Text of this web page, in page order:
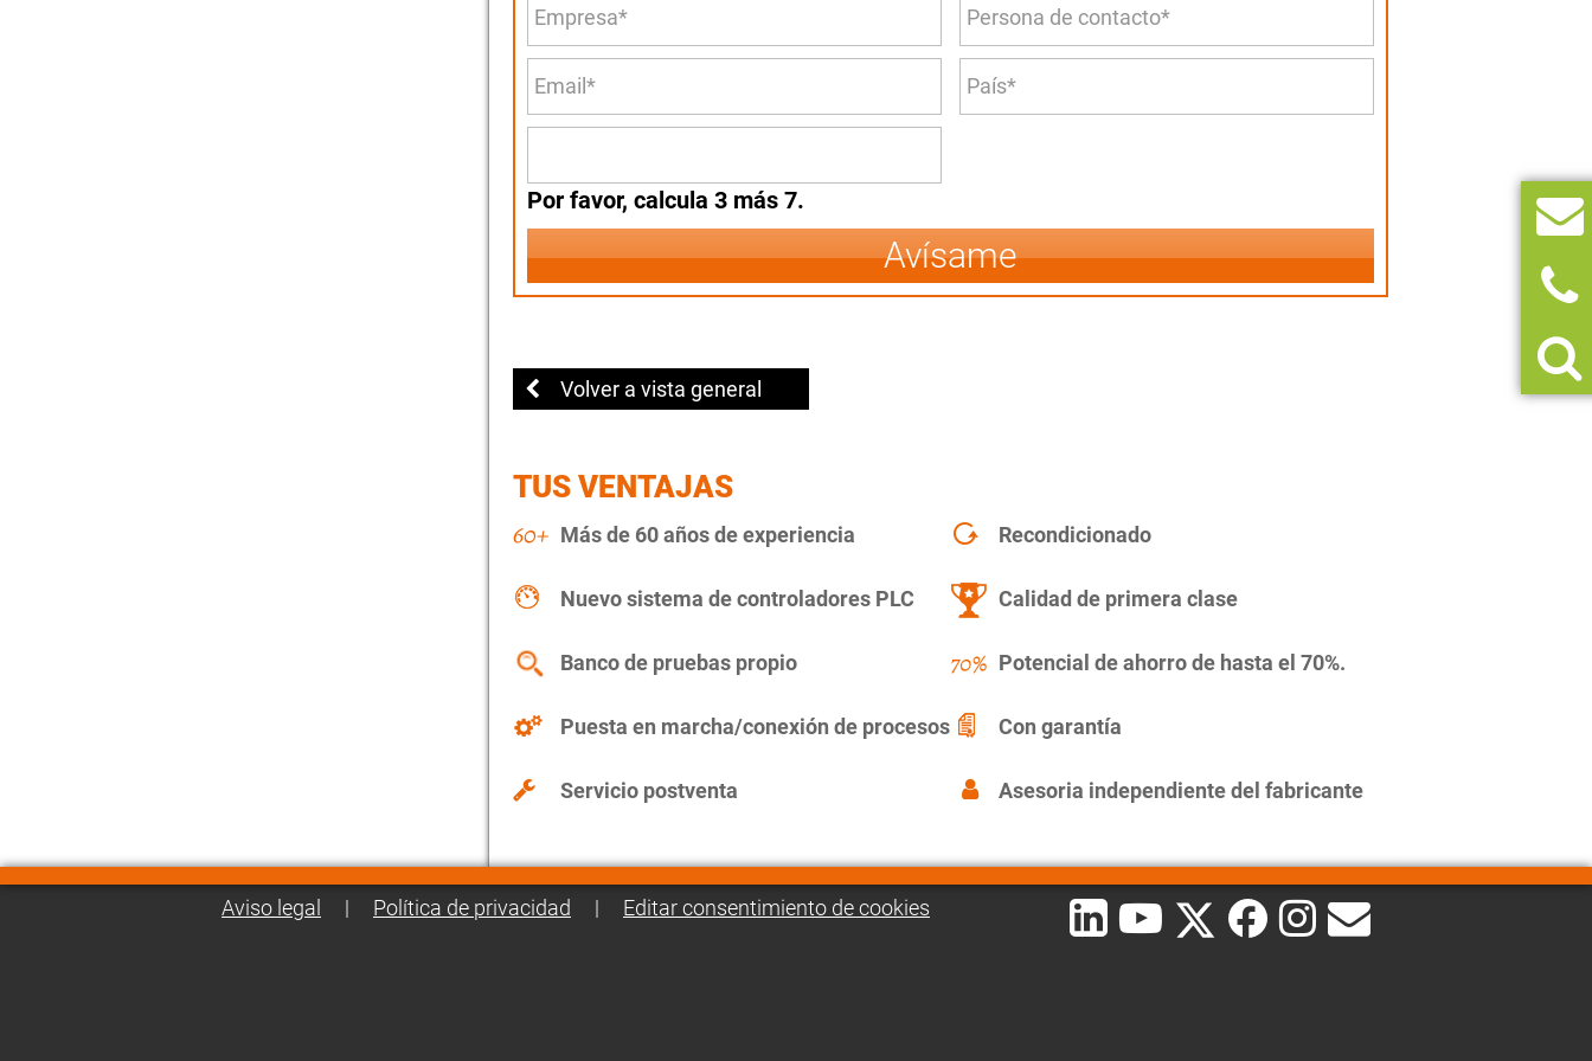
Por favor, calcula 3 más 7.
Avísame
Volver a vista general
TUS VENTAJAS
Más de 60 años de experiencia Recondicionado
Nuevo sistema de controladores PLC Calidad de primera clase
Banco de pruebas propio Potencial de ahorro de hasta el 70%.
Puesta en marcha/conexión de procesos Con garantía
Servicio postventa Asesoria independiente del fabricante
Aviso legal | Política de privacidad | Editar consentimiento de cookies